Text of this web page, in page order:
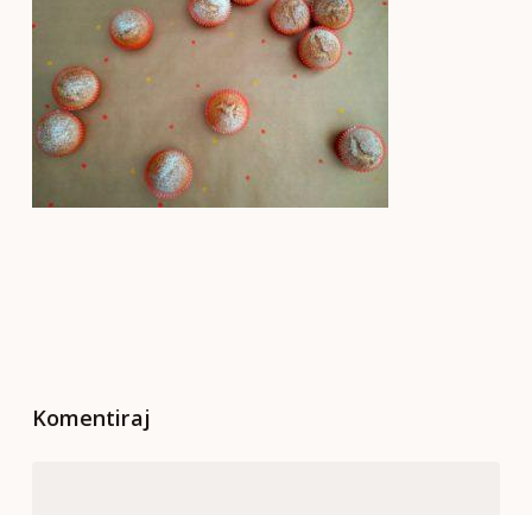
Komentiraj